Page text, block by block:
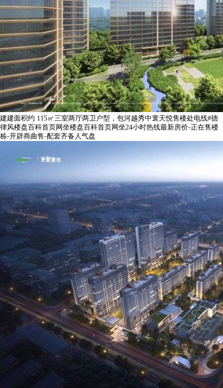
建建面积约 115㎡三室两厅两卫户型，包河越秀中寰天悦售楼处电线#德
律风楼盘百科首页网坐楼盘百科首页网坐24小时热线最新房价-正在售楼
栋-开辟商曲售-配套齐备人气盘